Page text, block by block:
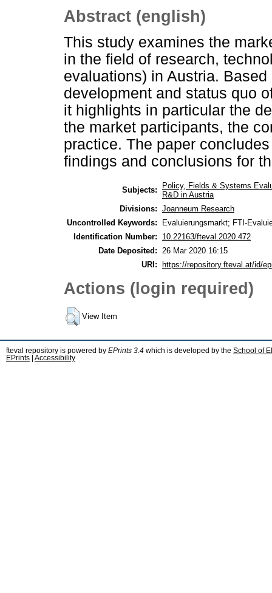
Abstract (english)
This study examines the
in the field of research,
evaluations) in Austria.
development and status quo
it highlights in particular the
the market participants, the
practice. The paper
findings and conclusions for
Subjects:
Policy, Fields & Systems
R&D in Austria
Divisions: Joanneum Research
Uncontrolled Keywords:
Evaluierungsmarkt; FTI-
Identification Number:
10.22163/fteval.2020.472
Date Deposited:
26 Mar 2020 16:15
URI: https://repository.fteval.at/id/
Actions (login required)
View Item
fteval repository is powered by EPrints 3.4 which is developed by the School of
EPrints
Accessibility